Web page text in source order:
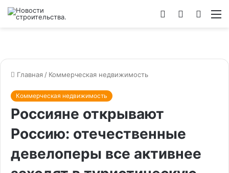
Switch
Войти
Главная / Коммерческая недвижимость
Коммерческая недвижимость
Россияне открывают
Россию: отечественные
девелоперы все активнее